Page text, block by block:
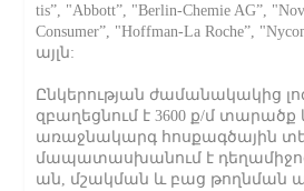
tis”, "Abbott”, "Berlin-Chemie AG”,
Consumer”, "Hoffman-La Roche”,
այլն:
Ընկերության ժամանակակից
զբաղեցնում է 3600 ք/մ
առաջնակարգ հոսքագծային
մապատասխանում է
ան, մշակման և բաց թողնման